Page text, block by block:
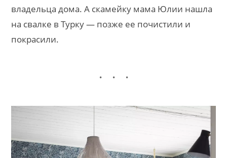
владельца дома. А скамейку мама Юлии нашла
на свалке в Турку — позже ее почистили и
покрасили.